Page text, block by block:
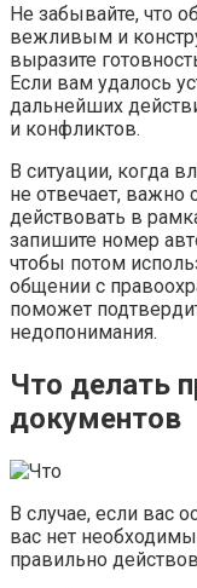
Не забывайте, что
вежливым и
выразите
Если вам удалось
дальнейших
и конфликтов.
В ситуации, когда
не отвечает, важно
действовать в
запишите номер
чтобы потом
общении с
поможет
недопонимания.
Что делать
документов
В случае, если вас
вас нет
правильно